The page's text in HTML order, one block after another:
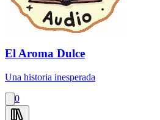
El Aroma Dulce
Una historia inesperada
0